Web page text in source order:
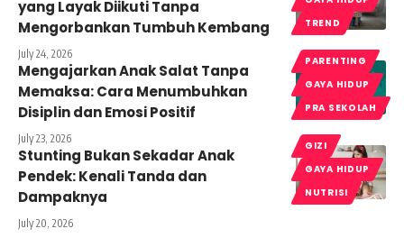
TREND
yang Layak Diikuti Tanpa
Mengorbankan Tumbuh Kembang
July 24, 2026
PARENTING
GAYA HIDUP
PRA SEKOLAH
Mengajarkan Anak Salat Tanpa
Memaksa: Cara Menumbuhkan
Disiplin dan Emosi Positif
July 23, 2026
GIZI
GAYA HIDUP
NUTRISI
Stunting Bukan Sekadar Anak
Pendek: Kenali Tanda dan
Dampaknya
July 20, 2026